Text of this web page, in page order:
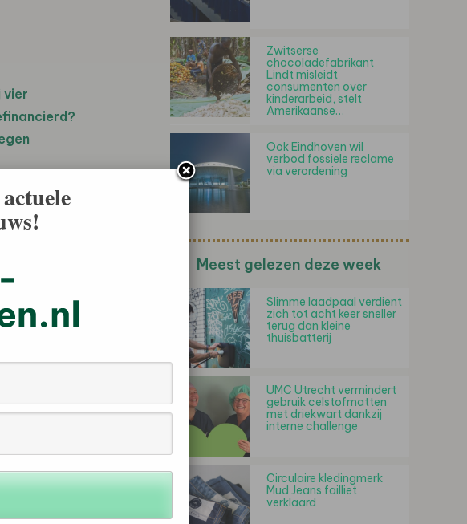
vier
door Turkse
de nodige
in
families
heeft tot nu
organisaties
Ministers.
naar
Zwitserse
chocoladefabrikant
Lindt misleidt
consumenten over
kinderarbeid, stelt
Amerikaanse…
Ook Eindhoven wil
verbod fossiele reclame
via verordening
Meest gelezen deze week
Slimme laadpaal verdient
zich tot acht keer sneller
terug dan kleine
thuisbatterij
UMC Utrecht vermindert
gebruik celstofmatten
met driekwart dankzij
interne challenge
Circulaire kledingmerk
Mud Jeans failliet
verklaard